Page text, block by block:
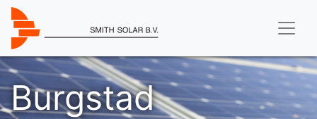
Burgstad